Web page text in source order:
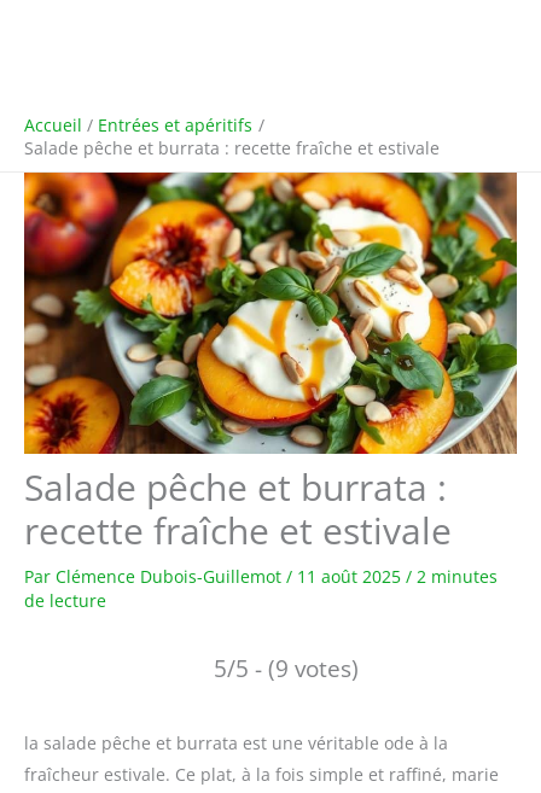
Accueil
Entrées et apéritifs
Salade pêche et burrata : recette fraîche et estivale
Salade pêche et burrata :
recette fraîche et estivale
Par Clémence Dubois-Guillemot / 11 août 2025 / 2 minutes
de lecture
5/5 - (9 votes)
la salade pêche et burrata est une véritable ode à la
fraîcheur estivale. Ce plat, à la fois simple et raffiné, marie